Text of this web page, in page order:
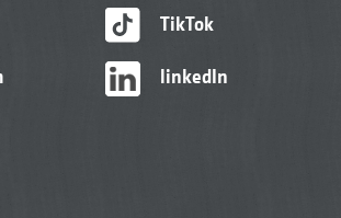
TikTok
linkedIn